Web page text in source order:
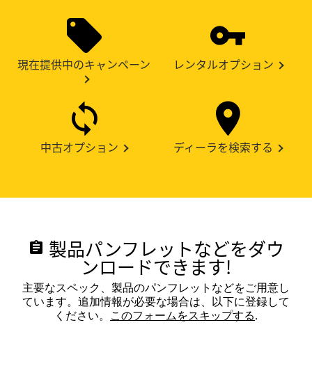
現在提供中のキャンペーン レンタルオプション
中古オプション ディーラを検索する
assignment 製品パンフレットなどをダウ
ンロードできます!
主要なスペック、製品のパンフレットなどをご用意し
ています。追加情報が必要な場合は、以下に登録して
ください。 このフォームをスキップする.